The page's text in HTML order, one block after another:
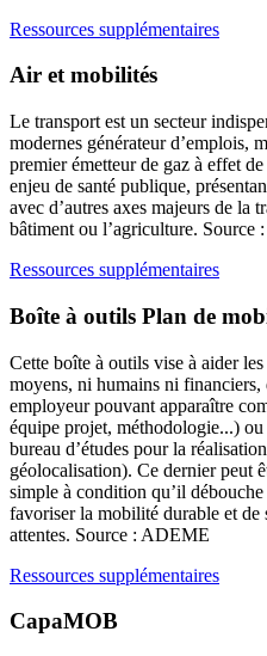
Ressources supplémentaires
Air et mobilités
Le transport est un secteur
modernes générateur d’emplois,
premier émetteur de gaz à effet
enjeu de santé publique,
avec d’autres axes majeurs de la
bâtiment ou l’agriculture. Source
Ressources supplémentaires
Boîte à outils Plan de
Cette boîte à outils vise à aider
moyens, ni humains ni
employeur pouvant apparaître
équipe projet, méthodologie...)
bureau d’études pour la
géolocalisation). Ce dernier peut
simple à condition qu’il
favoriser la mobilité durable et
attentes. Source : ADEME
Ressources supplémentaires
CapaMOB